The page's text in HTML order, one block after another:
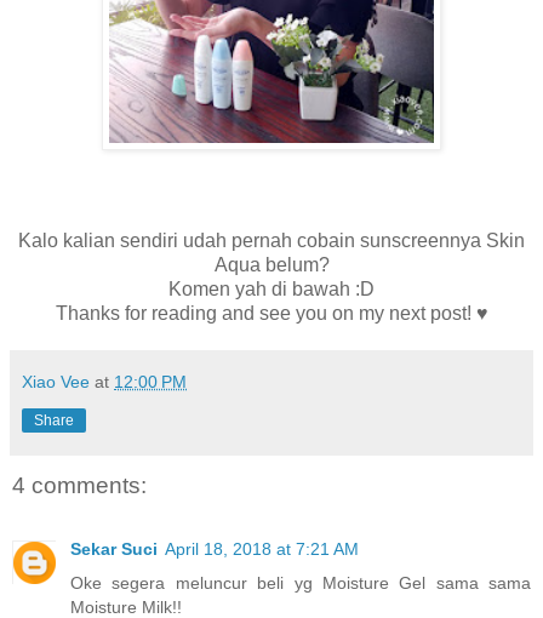
Kalo kalian sendiri udah pernah cobain sunscreennya Skin
Aqua belum?
Komen yah di bawah :D
Thanks for reading and see you on my next post! ♥
Xiao Vee at 12:00 PM
Share
4 comments:
Sekar Suci April 18, 2018 at 7:21 AM
Oke segera meluncur beli yg Moisture Gel sama sama
Moisture Milk!!